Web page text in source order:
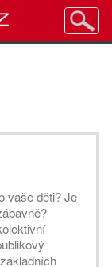
vaše děti? Je